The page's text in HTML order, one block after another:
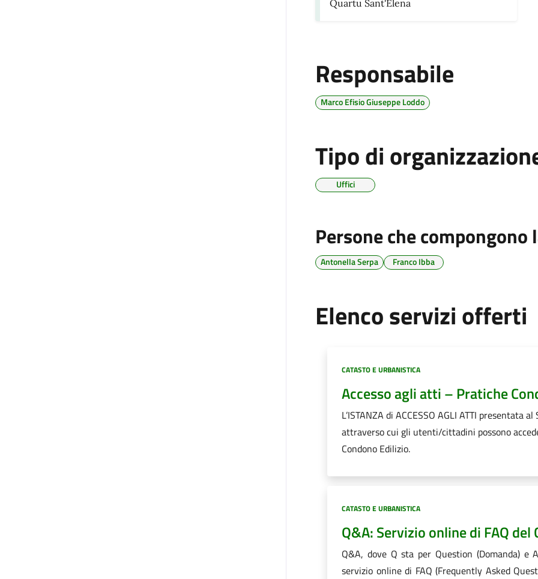
Quartu Sant'Elena
Responsabile
Marco Efisio Giuseppe Loddo
Tipo di
Uffici
Persone che
Antonella Serpa Franco Ibba
Elenco servizi offerti
Categoria:
CATASTO E URBANISTICA
Accesso agli atti – Pratiche
L’ISTANZA di ACCESSO AGLI ATTI presentata
attraverso cui gli utenti/cittadini possono
Condono Edilizio.
Categoria:
CATASTO E URBANISTICA
Q&A: Servizio online di FAQ del
Q&A, dove Q sta per Question (Domanda)
servizio online di FAQ (Frequently Asked